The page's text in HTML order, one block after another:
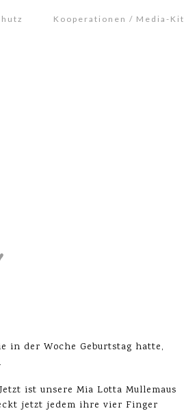
Kooperationen / Media-Kit
in der Woche Geburtstag hatte,
ist unsere Mia Lotta Mullemaus
jetzt jedem ihre vier Finger